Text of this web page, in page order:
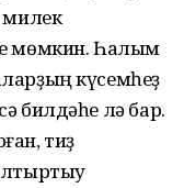
милек
мөмкин. Һалым
күсемһеҙ
билдәһе лә бар.
тиҙ